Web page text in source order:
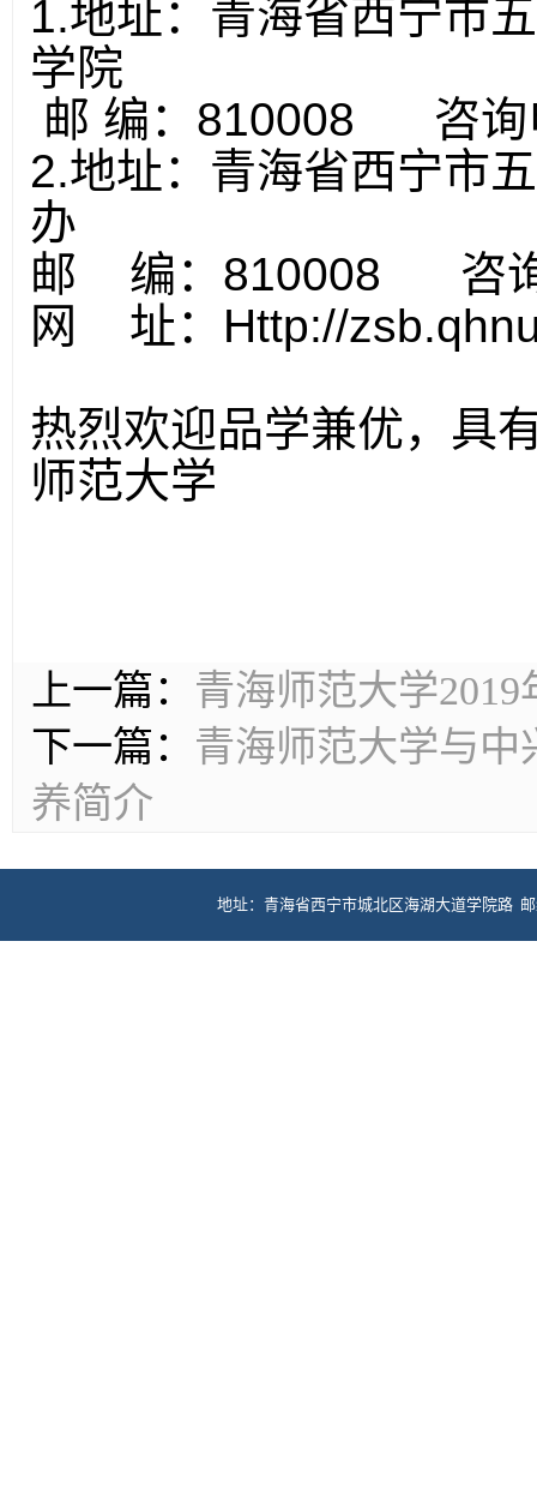
1.地址：青海省西宁市
学院
邮 编： 810008
咨
2.地址：青海省西宁市
办
邮
编： 810008
咨
网
址： Http://
热烈欢迎品学兼优，具
师范大学
上一篇： 青海师范大学
下一篇： 青海师范大学与
养简介
地址：青海省西宁市城北区海湖大道学院路